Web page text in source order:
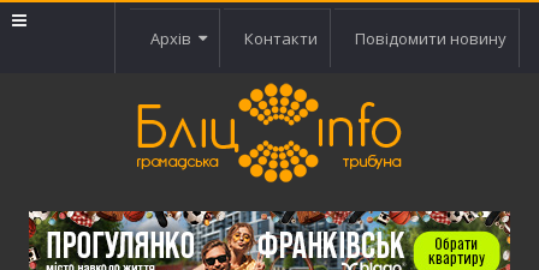
Архів Контакти Повідомити новину